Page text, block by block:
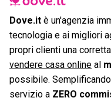
Dove.it è un'agenzia
tecnologia e ai migliori
propri clienti una corretta
vendere casa online al
possibile.
servizio a ZERO